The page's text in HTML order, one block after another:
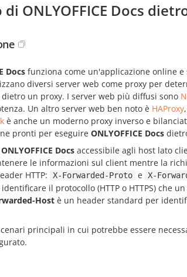
ONLYOFFICE Docs
Docs funziona come un'applicazione online
diversi server web come proxy per
un proxy. I server web più diffusi sono
Un altro server web ben noto è HAProxy
è anche un moderno proxy inverso e
pronti per eseguire ONLYOFFICE Docs
ONLYOFFICE Docs accessibile agli host lato
le informazioni sul client mentre la
HTTP:
X-Forwarded-Proto e X-
il protocollo (HTTP o HTTPS) che
Host è un header standard per
principali in cui potrebbe essere